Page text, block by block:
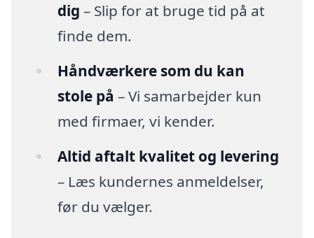
dig – Slip for at bruge tid på at
finde dem.
Håndværkere som du kan
stole på – Vi samarbejder kun
med firmaer, vi kender.
Altid aftalt kvalitet og levering
– Læs kundernes anmeldelser,
før du vælger.